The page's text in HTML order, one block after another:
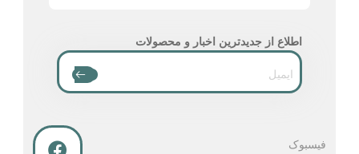
اطلاع از جدیدترین اخبار و محصولات
فیسبوک